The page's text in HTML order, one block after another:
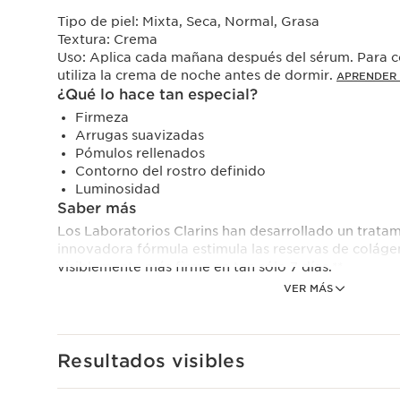
VER MÁS
Tipo de piel: Mixta, Seca, Normal, Grasa
Textura: Crema
Uso: Aplica cada mañana después del sérum. Para
utiliza la crema de noche antes de dormir. APRENDER
¿Qué lo hace tan especial?
Firmeza
Arrugas suavizadas
Pómulos rellenados
Contorno del rostro definido
Luminosidad
Saber más
Los Laboratorios Clarins han desarrollado un
innovadora fórmula estimula las reservas de
visiblemente más firme en tan sólo 7 días.**
colágeno, gracias a su potente trío de activos.
- Polipéptido de colágeno.
Resultados visibles